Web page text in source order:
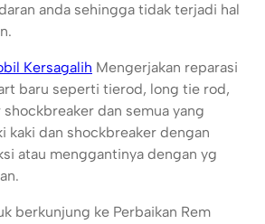
anda sehingga tidak terjadi hal
Kersagalih Mengerjakan reparasi
baru seperti tierod, long tie rod,
dan semua yang
kaki dan shockbreaker dengan
atau menggantinya dengan yg
berkunjung ke Perbaikan Rem